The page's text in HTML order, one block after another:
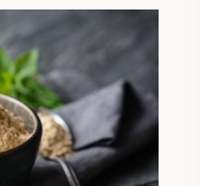
ンストア